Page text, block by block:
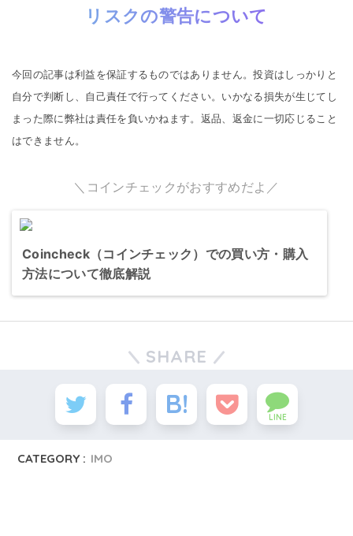
リスクの警告について
今回の記事は利益を保証するものではありません。投資はしっかりと
自分で判断し、自己責任で行ってください。いかなる損失が生じてし
まった際に弊社は責任を負いかねます。返品、返金に一切応じること
はできません。
＼コインチェックがおすすめだよ／
Coincheck（コインチェック）での買い方・購入
方法について徹底解説
SHARE
LINE
CATEGORY : IMO